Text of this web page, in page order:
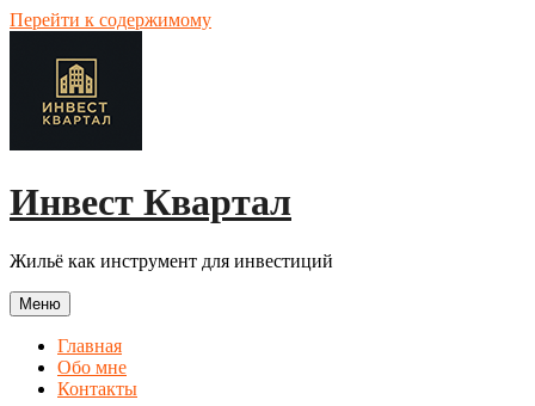
Перейти к содержимому
Инвест Квартал
Жильё как инструмент для инвестиций
Меню
Главная
Обо мне
Контакты